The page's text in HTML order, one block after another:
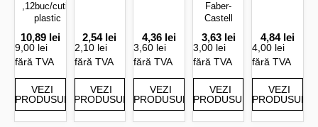
,12buc/cutie
plastic
10,89 lei
9,00 lei
fără TVA
VEZI
PRODUSUL
2,54 lei
2,10 lei
fără TVA
VEZI
PRODUSUL
4,36 lei
3,60 lei
fără TVA
VEZI
PRODUSUL
Faber-
Castell
3,63 lei
3,00 lei
fără TVA
VEZI
PRODUSUL
4,84 lei
4,00 lei
fără TVA
VEZI
PRODUSUL